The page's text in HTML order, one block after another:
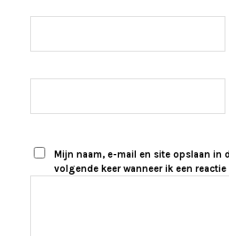
Mijn naam, e-mail en site opslaan in
volgende keer wanneer ik een reactie